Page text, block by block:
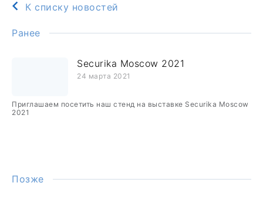
К списку новостей
Ранее
Securika Moscow 2021
24 марта 2021
Приглашаем посетить наш стенд на выставке Securika Moscow
2021
Позже